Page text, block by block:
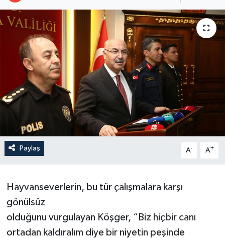
Paylaş A- A+
Hayvanseverlerin, bu tür çalışmalara karşı
gönülsüz
olduğunu vurgulayan Köşger, “Biz hiçbir canı
ortadan kaldıralım diye bir niyetin peşinde